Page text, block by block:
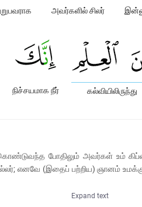
அவர்களில் சிலர்
கல்வியிலிருந்து
நிச்சயமாக நீர்
போதிலும் அவர்கள் உம்
எனவே (இதைப் பற்றிய) ஞானம்
Expand text